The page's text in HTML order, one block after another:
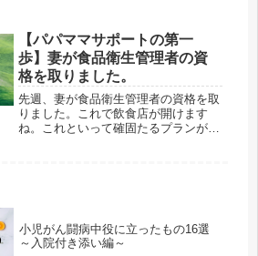
ンでリハビリ職として働いている経験
を活かしてユニバーサルデザインな家
づ...
【パパママサポートの第一
歩】妻が食品衛生管理者の資
格を取りました。
先週、妻が食品衛生管理者の資格を取
りました。これで飲食店が開けます
ね。これといって確固たるプランがあ
小児がん闘病中役に立ったもの16選
～入院付き添い編～